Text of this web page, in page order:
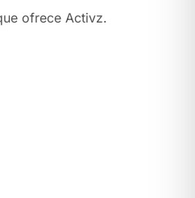
ofrece Activz.